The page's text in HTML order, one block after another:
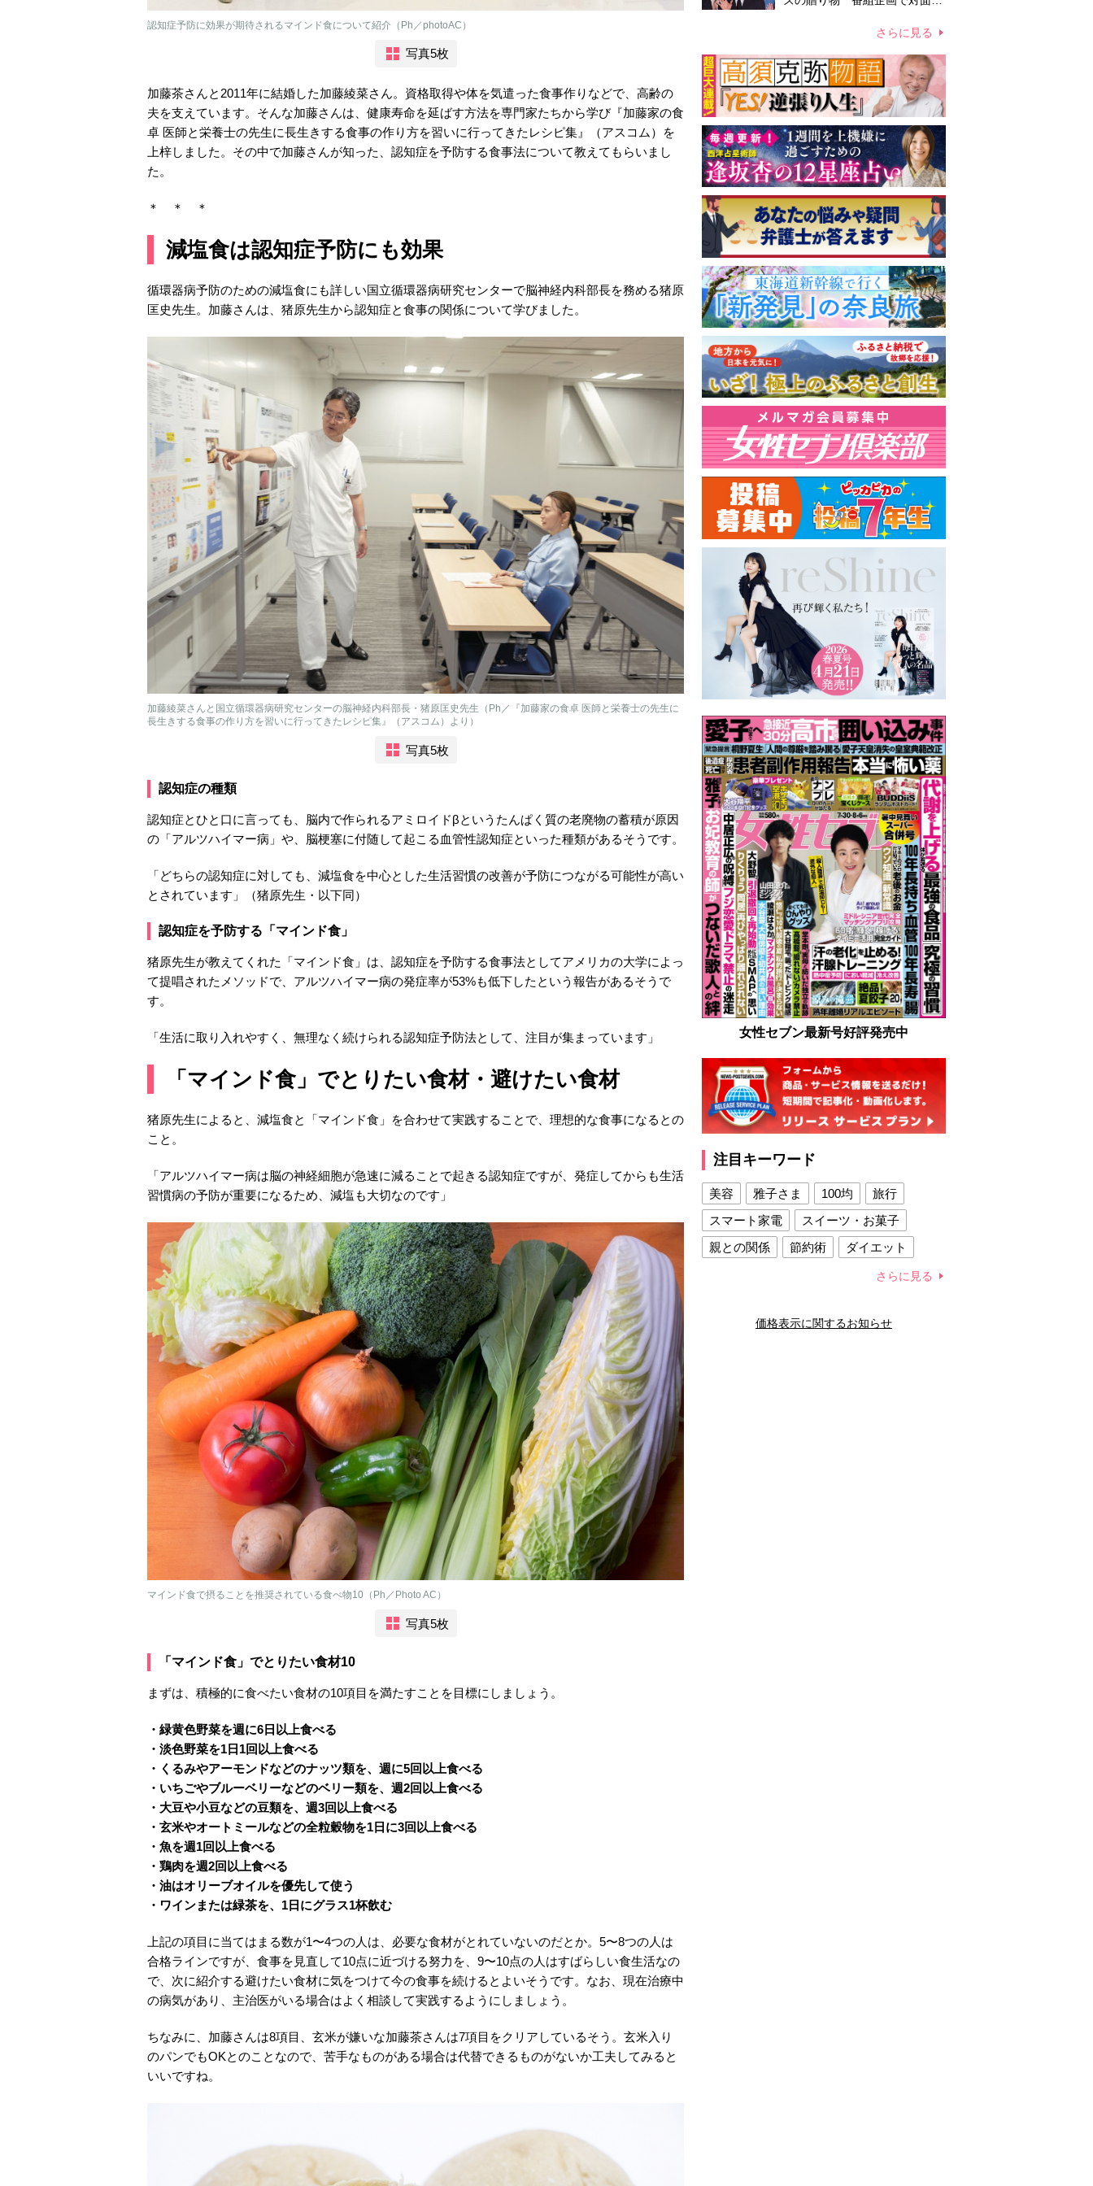
認知症予防に効果が期待されるマインド食について紹介（Ph／photoAC）
写真5枚
加藤茶さんと2011年に結婚した加藤綾菜さん。資格取得や体を気遣った食事作りなどで、高齢の
夫を支えています。そんな加藤さんは、健康寿命を延ばす方法を専門家たちから学び『加藤家の食
卓 医師と栄養士の先生に長生きする食事の作り方を習いに行ってきたレシピ集』（アスコム）を
上梓しました。その中で加藤さんが知った、認知症を予防する食事法について教えてもらいまし
た。
＊ ＊ ＊
減塩食は認知症予防にも効果
循環器病予防のための減塩食にも詳しい国立循環器病研究センターで脳神経内科部長を務める猪原
匡史先生。加藤さんは、猪原先生から認知症と食事の関係について学びました。
加藤綾菜さんと国立循環器病研究センターの脳神経内科部長・猪原匡史先生（Ph／『加藤家の食卓 医師と栄養士の先生に
長生きする食事の作り方を習いに行ってきたレシピ集』（アスコム）より）
写真5枚
認知症の種類
認知症とひと口に言っても、脳内で作られるアミロイドβというたんぱく質の老廃物の蓄積が原因
の「アルツハイマー病」や、脳梗塞に付随して起こる血管性認知症といった種類があるそうです。
「どちらの認知症に対しても、減塩食を中心とした生活習慣の改善が予防につながる可能性が高い
とされています」（猪原先生・以下同）
認知症を予防する「マインド食」
猪原先生が教えてくれた「マインド食」は、認知症を予防する食事法としてアメリカの大学によっ
て提唱されたメソッドで、アルツハイマー病の発症率が53%も低下したという報告があるそうで
す。
「生活に取り入れやすく、無理なく続けられる認知症予防法として、注目が集まっています」
「マインド食」でとりたい食材・避けたい食材
猪原先生によると、減塩食と「マインド食」を合わせて実践することで、理想的な食事になるとの
こと。
「アルツハイマー病は脳の神経細胞が急速に減ることで起きる認知症ですが、発症してからも生活
習慣病の予防が重要になるため、減塩も大切なのです」
マインド食で摂ることを推奨されている食べ物10（Ph／Photo AC）
写真5枚
「マインド食」でとりたい食材10
まずは、積極的に食べたい食材の10項目を満たすことを目標にしましょう。
・緑黄色野菜を週に6日以上食べる
・淡色野菜を1日1回以上食べる
・くるみやアーモンドなどのナッツ類を、週に5回以上食べる
・いちごやブルーベリーなどのベリー類を、週2回以上食べる
・大豆や小豆などの豆類を、週3回以上食べる
・玄米やオートミールなどの全粒穀物を1日に3回以上食べる
・魚を週1回以上食べる
・鶏肉を週2回以上食べる
・油はオリーブオイルを優先して使う
・ワインまたは緑茶を、1日にグラス1杯飲む
上記の項目に当てはまる数が1〜4つの人は、必要な食材がとれていないのだとか。5〜8つの人は
合格ラインですが、食事を見直して10点に近づける努力を、9〜10点の人はすばらしい食生活なの
で、次に紹介する避けたい食材に気をつけて今の食事を続けるとよいそうです。なお、現在治療中
の病気があり、主治医がいる場合はよく相談して実践するようにしましょう。
ちなみに、加藤さんは8項目、玄米が嫌いな加藤茶さんは7項目をクリアしているそう。玄米入り
のパンでもOKとのことなので、苦手なものがある場合は代替できるものがないか工夫してみると
いいですね。
心遣いに「うれしくて号泣しま
さらに見る
女性セブン最新号好評発売中
注目キーワード
美容 雅子さま 100均
旅行
スマート家電
スイーツ・お菓子
親との関係
節約術
ダイエット
夫との関係
新津春子 どか食い
さらに見る
価格表示に関するお知らせ